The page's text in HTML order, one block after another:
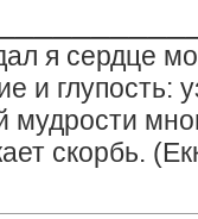
я сердце
и глупость:
мудрости
скорбь.